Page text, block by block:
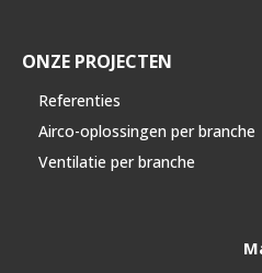
ONZE PROJECTEN
Referenties
Airco-oplossingen per branche
Ventilatie per branche